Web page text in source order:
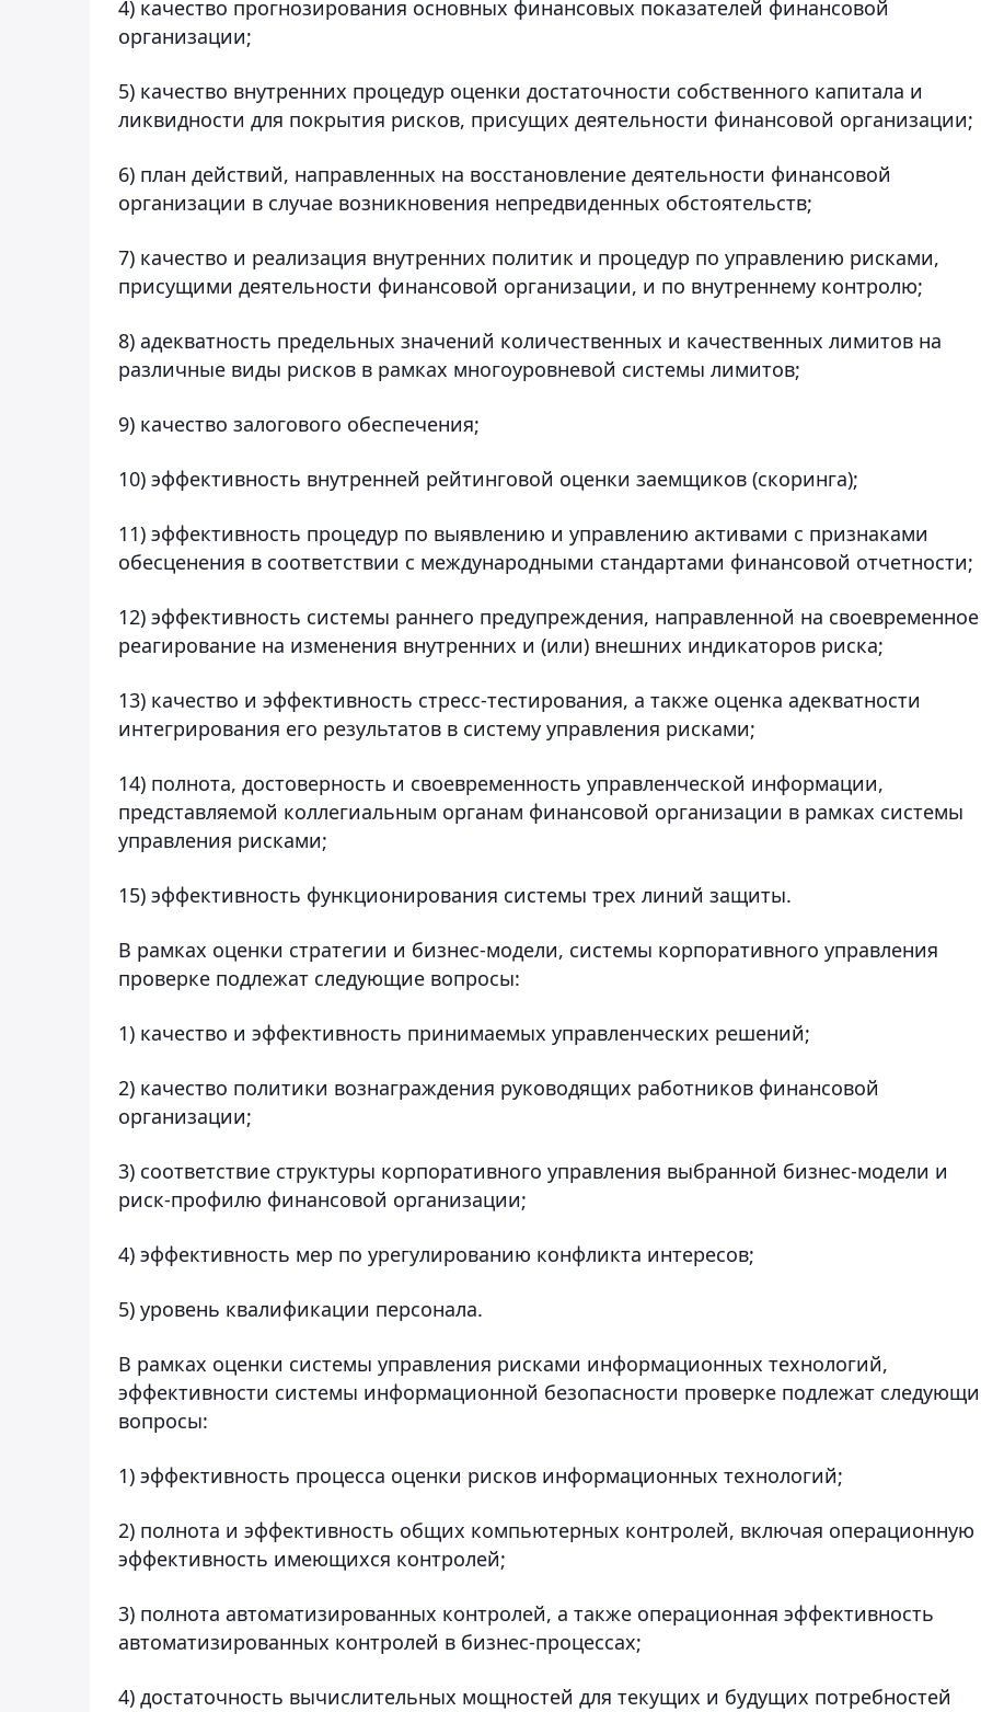
4) качество прогнозирования основных финансовых показателей финансовой
организации;
5) качество внутренних процедур оценки достаточности собственного капитала и
ликвидности для покрытия рисков, присущих деятельности финансовой организации;
6) план действий, направленных на восстановление деятельности финансовой
организации в случае возникновения непредвиденных обстоятельств;
7) качество и реализация внутренних политик и процедур по управлению рисками,
присущими деятельности финансовой организации, и по внутреннему контролю;
8) адекватность предельных значений количественных и качественных лимитов на
различные виды рисков в рамках многоуровневой системы лимитов;
9) качество залогового обеспечения;
10) эффективность внутренней рейтинговой оценки заемщиков (скоринга);
11) эффективность процедур по выявлению и управлению активами с признаками
обесценения в соответствии с международными стандартами финансовой отчетности;
12) эффективность системы раннего предупреждения, направленной на своевременное
реагирование на изменения внутренних и (или) внешних индикаторов риска;
13) качество и эффективность стресс-тестирования, а также оценка адекватности
интегрирования его результатов в систему управления рисками;
14) полнота, достоверность и своевременность управленческой информации,
представляемой коллегиальным органам финансовой организации в рамках системы
управления рисками;
15) эффективность функционирования системы трех линий защиты.
В рамках оценки стратегии и бизнес-модели, системы корпоративного управления
проверке подлежат следующие вопросы:
1) качество и эффективность принимаемых управленческих решений;
2) качество политики вознаграждения руководящих работников финансовой
организации;
3) соответствие структуры корпоративного управления выбранной бизнес-модели и
риск-профилю финансовой организации;
4) эффективность мер по урегулированию конфликта интересов;
5) уровень квалификации персонала.
В рамках оценки системы управления рисками информационных технологий,
эффективности системы информационной безопасности проверке подлежат
вопросы:
1) эффективность процесса оценки рисков информационных технологий;
2) полнота и эффективность общих компьютерных контролей, включая операционную
эффективность имеющихся контролей;
3) полнота автоматизированных контролей, а также операционная эффективность
автоматизированных контролей в бизнес-процессах;
4) достаточность вычислительных мощностей для текущих и будущих потребностей